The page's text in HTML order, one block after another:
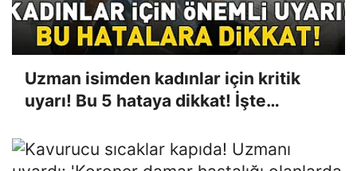
Uzman isimden kadınlar için kritik
uyarı! Bu 5 hataya dikkat! İşte
korumanın yolları...